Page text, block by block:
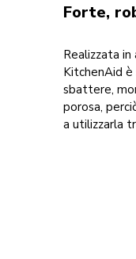
Forte,
Realizzata
KitchenAid
sbattere,
porosa,
a utilizzarla